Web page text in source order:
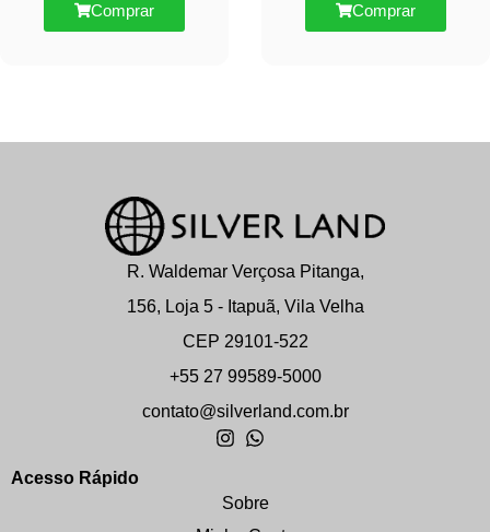
Comprar Comprar
R. Waldemar Verçosa Pitanga,
156, Loja 5 - Itapuã, Vila Velha
CEP 29101-522
+55 27 99589-5000
contato@silverland.com.br
Acesso Rápido
Sobre